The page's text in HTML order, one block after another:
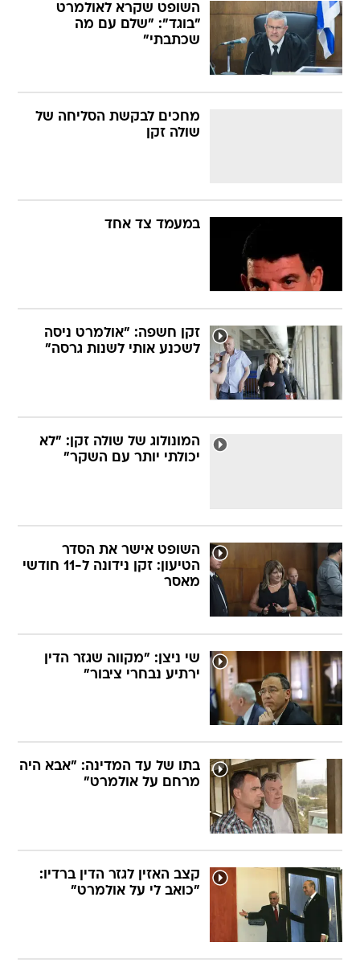
השופט שקרא לאולמרט
"בוגד": "שלם עם מה
שכתבתי"
מחכים לבקשת הסליחה של
שולה זקן
במעמד צד אחד
זקן חשפה: "אולמרט ניסה
לשכנע אותי לשנות גרסה"
המונולוג של שולה זקן: "לא
יכולתי יותר עם השקר"
השופט אישר את הסדר
הטיעון: זקן נידונה ל-11 חודשי
מאסר
שי ניצן: "מקווה שגזר הדין
ירתיע נבחרי ציבור"
בתו של עד המדינה: "אבא היה
מרחם על אולמרט"
קצב האזין לגזר הדין ברדיו:
"כואב לי על אולמרט"